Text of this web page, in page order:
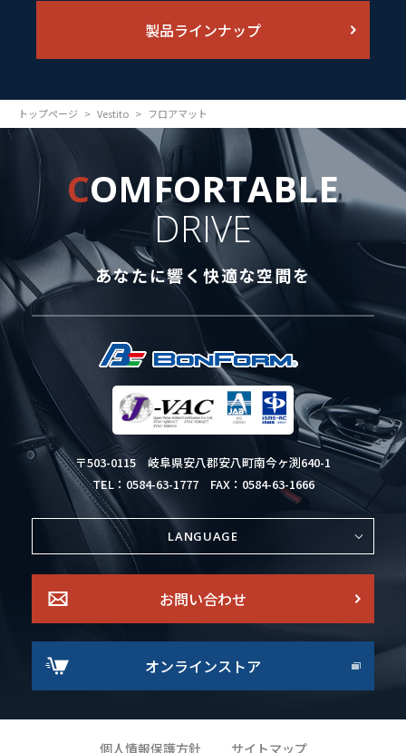
製品ラインナップ
トップページ Vestito フロアマット
COMFORTABLE
DRIVE
あなたに響く快適な空間を
〒503-0115 岐阜県安八郡安八町南今ヶ渕640-1
TEL：0584-63-1777 FAX：0584-63-1666
LANGUAGE
お問い合わせ
オンラインストア
個人情報保護方針 サイトマップ